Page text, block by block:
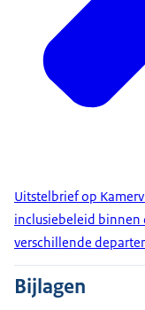
Uitstelbrief op
inclusiebeleid binnen
verschillende
Bijlagen